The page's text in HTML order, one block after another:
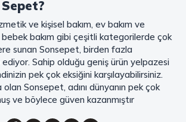
Kahve Keyfinizi Sonsepet'te Yaşayın!
eşsiz lezzetleriyle tanışın ve kahve
Filtre ve çekirdek kahve, kapsül kahve,
klasik kahve ve Türk kahvesi gibi birbirinden
favorinizi seçin. Eğer pratik ve hızlı bir
Türk kahvesi ve cappuccino gibi seçenekler de
çikolata ve kahve kreması ile kahve keyfinize
tutkunlarının vazgeçilmezi olan bu ürünler,
ve kişisel bakım, ev bakım ve
bakım gibi çeşitli kategorilerde çok
sunan Sonsepet, birden fazla
ediyor. Sahip olduğu geniş ürün yelpazesi
pek çok eksiğini karşılayabilirsiniz.
Sonsepet, adını dünyanın pek çok
ve böylece güven kazanmıştır